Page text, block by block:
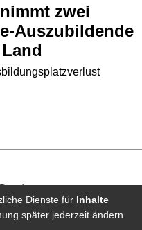
zwei
Auszubildende
Dienste für Inhalte
später jederzeit ändern